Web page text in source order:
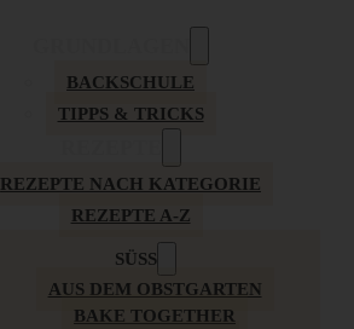
BACKSCHULE
TIPPS & TRICKS
REZEPTE NACH KATEGORIE
REZEPTE A-Z
SÜSS
AUS DEM OBSTGARTEN
BAKE TOGETHER